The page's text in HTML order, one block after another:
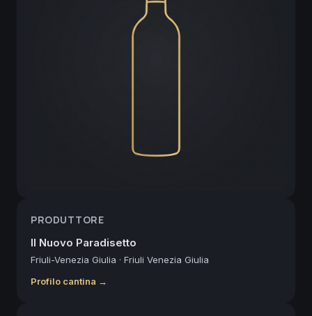
PRODUTTORE
Il Nuovo Paradisetto
Friuli-Venezia Giulia · Friuli Venezia Giulia
Profilo cantina →